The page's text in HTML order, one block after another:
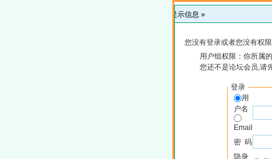
提示信息 »
您没有登录或者您没有权
用户组权限：你所属
您还不是论坛会员,请
登录
用
户名
Email
密 码
隐身